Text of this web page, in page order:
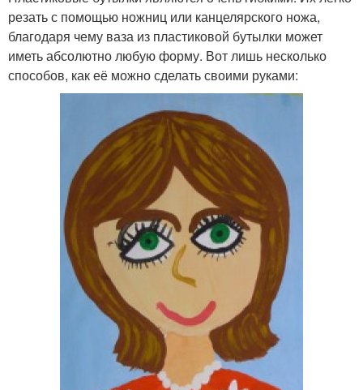
резать с помощью ножниц или канцелярского ножа,
благодаря чему ваза из пластиковой бутылки может
иметь абсолютно любую форму. Вот лишь несколько
способов, как её можно сделать своими руками: